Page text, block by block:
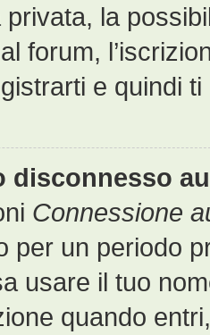
la
forum,
e quindi
disconnesso
Connessione
per un periodo
usare il tuo
quando